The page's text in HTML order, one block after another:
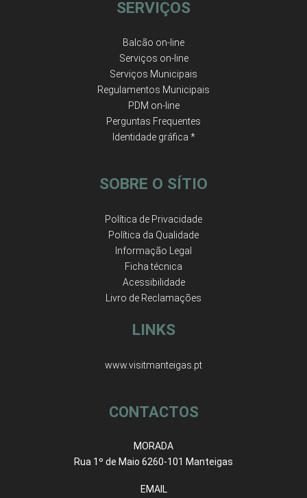
SERVIÇOS
Balcão on-line
Serviços on-line
Serviços Municipais
Regulamentos Municipais
PDM on-line
Perguntas Frequentes
Identidade gráfica *
SOBRE O SÍTIO
Política de Privacidade
Política da Qualidade
Informação Legal
Ficha técnica
Acessibilidade
Livro de Reclamações
LINKS
www.visitmanteigas.pt
CONTACTOS
MORADA
Rua 1º de Maio 6260-101 Manteigas
EMAIL